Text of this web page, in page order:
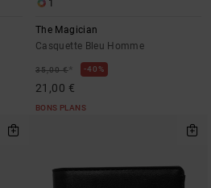
1
The Magician
Casquette Bleu Homme
35,00 €* 40%
21,00 €
BONS PLANS